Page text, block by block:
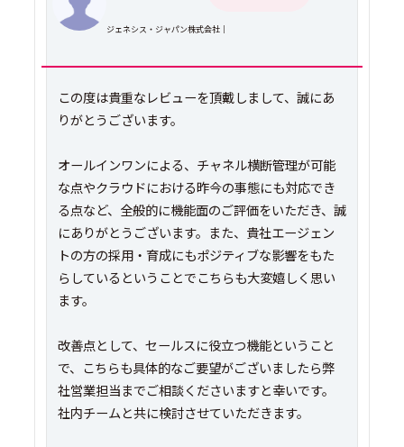
ジェネシス・ジャパン株式会社｜
この度は貴重なレビューを頂戴しまして、誠にあ
りがとうございます。
オールインワンによる、チャネル横断管理が可能
な点やクラウドにおける昨今の事態にも対応でき
る点など、全般的に機能面のご評価をいただき、誠
にありがとうございます。また、貴社エージェン
トの方の採用・育成にもポジティブな影響をもた
らしているということでこちらも大変嬉しく思い
ます。
改善点として、セールスに役立つ機能ということ
で、こちらも具体的なご要望がございましたら弊
社営業担当までご相談くださいますと幸いです。
社内チームと共に検討させていただきます。